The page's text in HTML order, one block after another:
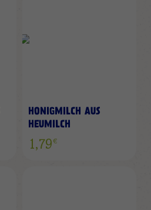
HONIGMILCH AUS
HEUMILCH
1,79€